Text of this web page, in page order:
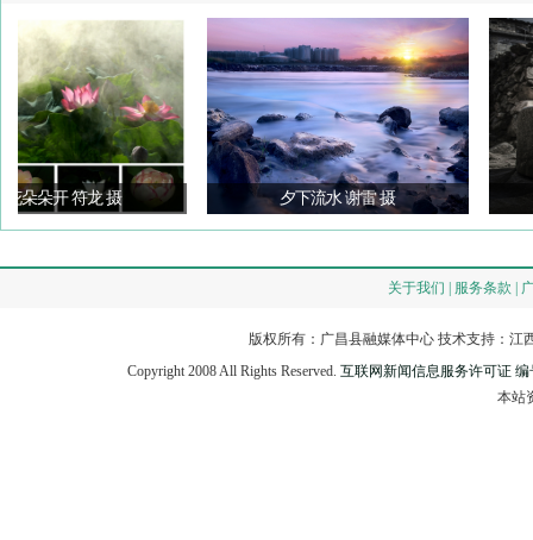
开 符龙 摄 夕下流水 谢雷 摄
关于我们 | 服务条款 |
版权所有：广昌县融媒体中心 技术支持：江
Copyright 2008 All Rights Reserved.互联网新闻信息服务许可证 编
本站